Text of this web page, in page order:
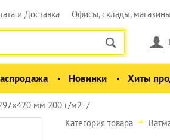
и Доставка Офисы, склады, магазины
Новинки Хиты
мм 200 г/м2
Категория товара